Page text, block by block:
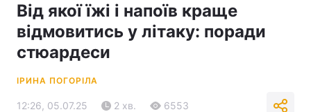
Від якої їжі і напоїв краще
відмовитись у літаку: поради
стюардеси
ІРИНА ПОГОРІЛА
12:26, 05.07.25 2 хв. 6553